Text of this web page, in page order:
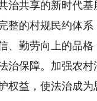
治共享的新时代
整的村规民约体
勤劳向上的品格
治保障。加强农
益，使法治成为